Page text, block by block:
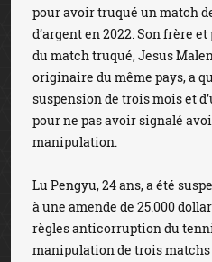
pour avoir truqué un match
d’argent en 2022. Son frère
du match truqué, Jesus
originaire du même pays, a
suspension de trois mois et
pour ne pas avoir signalé
manipulation.
Lu Pengyu, 24 ans, a été
à une amende de 25.000
règles anticorruption du
manipulation de trois matchs